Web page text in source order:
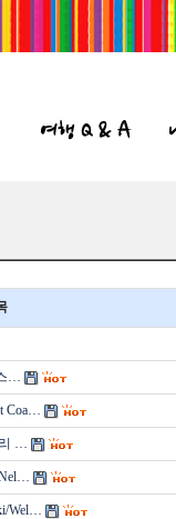
여행 Q & A
…
Coa…
…
Wel…